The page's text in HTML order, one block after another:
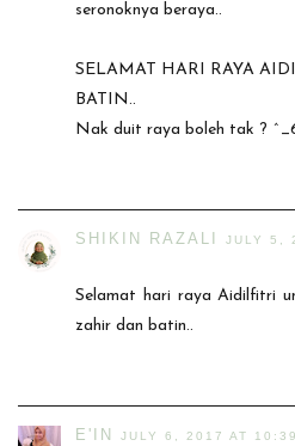
seronoknya beraya..
SELAMAT HARI RAYA
BATIN..
Nak duit raya boleh tak ?
SHIKIN RAZALI JULY 5,
Selamat hari raya Aidilfitri
zahir dan batin..
E'IN JULY 6, 2017 AT